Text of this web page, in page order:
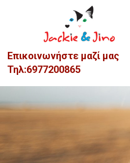
Επικοινωνήστε μαζί μας
Τηλ:6977200865